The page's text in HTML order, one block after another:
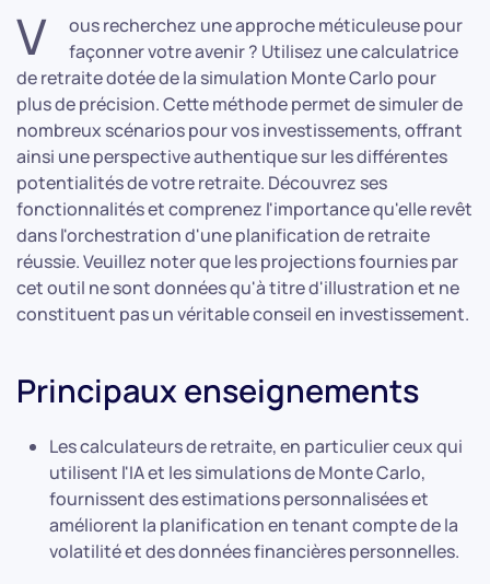
V
ous recherchez une approche méticuleuse pour
façonner votre avenir ? Utilisez une calculatrice
de retraite dotée de la simulation Monte Carlo pour
plus de précision. Cette méthode permet de simuler de
nombreux scénarios pour vos investissements, offrant
ainsi une perspective authentique sur les différentes
potentialités de votre retraite. Découvrez ses
fonctionnalités et comprenez l'importance qu'elle revêt
dans l'orchestration d'une planification de retraite
réussie. Veuillez noter que les projections fournies par
cet outil ne sont données qu'à titre d'illustration et ne
constituent pas un véritable conseil en investissement.
Principaux enseignements
Les calculateurs de retraite, en particulier ceux qui
utilisent l'IA et les simulations de Monte Carlo,
fournissent des estimations personnalisées et
améliorent la planification en tenant compte de la
volatilité et des données financières personnelles.